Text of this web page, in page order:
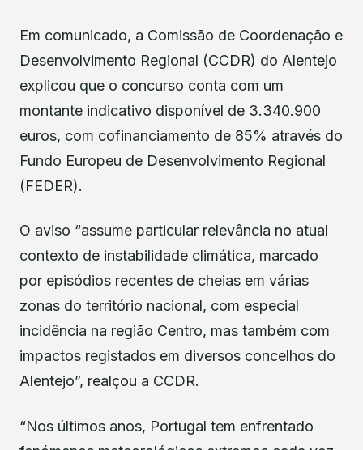
Em comunicado, a Comissão de Coordenação e
Desenvolvimento Regional (CCDR) do Alentejo
explicou que o concurso conta com um
montante indicativo disponível de 3.340.900
euros, com cofinanciamento de 85% através do
Fundo Europeu de Desenvolvimento Regional
(FEDER).
O aviso “assume particular relevância no atual
contexto de instabilidade climática, marcado
por episódios recentes de cheias em várias
zonas do território nacional, com especial
incidência na região Centro, mas também com
impactos registados em diversos concelhos do
Alentejo”, realçou a CCDR.
“Nos últimos anos, Portugal tem enfrentado